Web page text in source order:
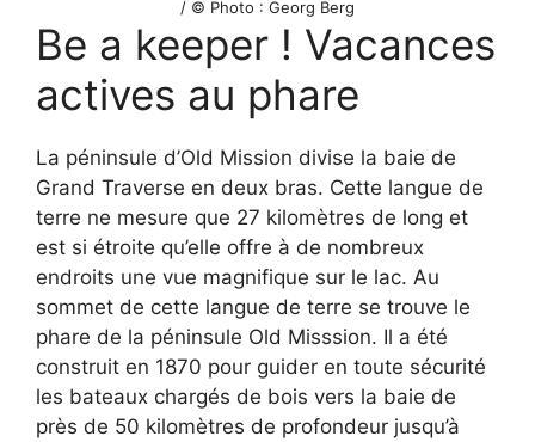
/ © Photo : Georg Berg
Be a keeper ! Vacances
actives au phare
La péninsule d’Old Mission divise la baie de
Grand Traverse en deux bras. Cette langue de
terre ne mesure que 27 kilomètres de long et
est si étroite qu’elle offre à de nombreux
endroits une vue magnifique sur le lac. Au
sommet de cette langue de terre se trouve le
phare de la péninsule Old Misssion. Il a été
construit en 1870 pour guider en toute sécurité
les bateaux chargés de bois vers la baie de
près de 50 kilomètres de profondeur jusqu’à